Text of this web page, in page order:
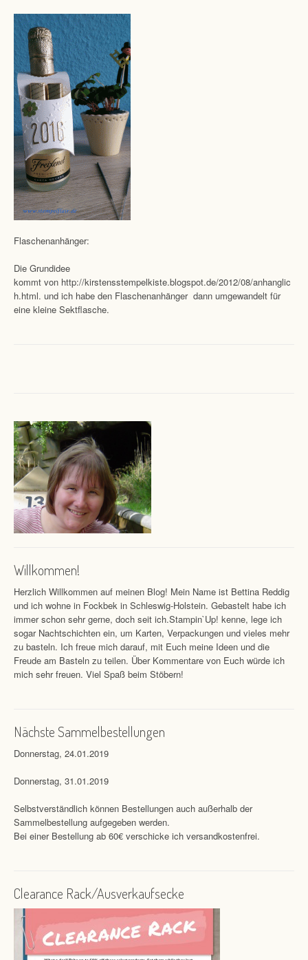
Flaschenanhänger:
Die Grundidee
kommt von http://kirstensstempelkiste.blogspot.de/2012/08/anhanglic
h.html. und ich habe den Flaschenanhänger dann umgewandelt für
eine kleine Sektflasche.
Willkommen!
Herzlich Willkommen auf meinen Blog! Mein Name ist Bettina Reddig
und ich wohne in Fockbek in Schleswig-Holstein. Gebastelt habe ich
immer schon sehr gerne, doch seit ich.Stampin`Up! kenne, lege ich
sogar Nachtschichten ein, um Karten, Verpackungen und vieles mehr
zu basteln. Ich freue mich darauf, mit Euch meine Ideen und die
Freude am Basteln zu teilen. Über Kommentare von Euch würde ich
mich sehr freuen. Viel Spaß beim Stöbern!
Nächste Sammelbestellungen
Donnerstag, 24.01.2019
Donnerstag, 31.01.2019
Selbstverständlich können Bestellungen auch außerhalb der
Sammelbestellung aufgegeben werden.
Bei einer Bestellung ab 60€ verschicke ich versandkostenfrei.
Clearance Rack/Ausverkaufsecke